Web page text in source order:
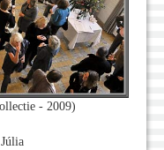
- 2009)